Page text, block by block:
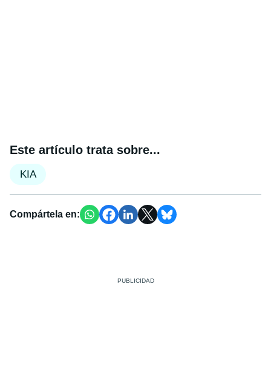
Este artículo trata sobre...
KIA
Compártela en: